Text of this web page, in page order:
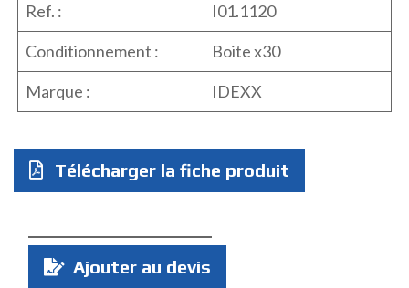
Ref. :
I01.1120
Conditionnement :
Boite x30
Marque :
IDEXX
Télécharger la fiche produit
Quantité
Ajouter au devis